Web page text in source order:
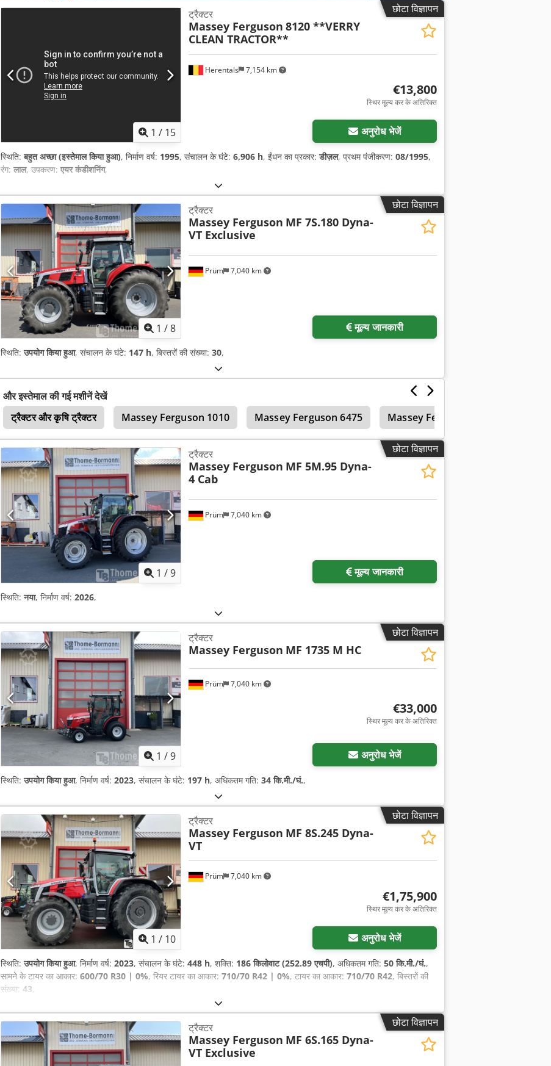
छोटा विज्ञापन
1 / 15
Herentals 7,154 km
ट्रैक्टर
Massey Ferguson 8120 **VERRY
CLEAN TRACTOR**
€13,800
स्थिर मूल्य कर के अतिरिक्त
अनुरोध भेजें
स्थिति:बहुत अच्छा (इस्तेमाल किया हुआ), निर्माण वर्ष: 1995, संचालन के घंटे: 6,906 h, ईंधन का प्रकार:डीज़ल, प्रथम पंजीकरण: 08/1995,
रंग: लाल, उपकरण: एयर कंडीशनिंग,
छोटा विज्ञापन
1 /8
Prüm 7,040 km
ट्रैक्टर
Massey Ferguson MF 7S.180 Dyna-
VT Exclusive
मूल्य जानकारी
स्थिति:उपयोग किया हुआ, संचालन के घंटे: 147 h, बिस्तरों की संख्या: 30,
और इस्तेमाल की गई मशीनें देखें
ट्रैक्टर और कृषि ट्रैक्टर
Massey Ferguson 1010 Massey Ferguson 6475 Massey Ferguson 5440
छोटा विज्ञापन
1 /9
Prüm 7,040 km
ट्रैक्टर
Massey Ferguson MF 5M.95 Dyna-
4 Cab
मूल्य जानकारी
स्थिति:नया, निर्माण वर्ष: 2026,
छोटा विज्ञापन
1 /9
Prüm 7,040 km
ट्रैक्टर
Massey Ferguson MF 1735 M HC
€33,000
स्थिर मूल्य कर के अतिरिक्त
अनुरोध भेजें
स्थिति:उपयोग किया हुआ, निर्माण वर्ष: 2023, संचालन के घंटे: 197 h, अधिकतम गति: 34 कि.मी./घं.,
छोटा विज्ञापन
1 / 10
Prüm 7,040 km
ट्रैक्टर
Massey Ferguson MF 8S.245 Dyna-
VT
€1,75,900
स्थिर मूल्य कर के अतिरिक्त
अनुरोध भेजें
स्थिति:उपयोग किया हुआ, निर्माण वर्ष: 2023, संचालन के घंटे: 448 h, शक्ति: 186 किलोवाट (252.89 एचपी), अधिकतम गति: 50 कि.मी./घं.,
सामने के टायर का आकार: 600/70 R30 | 0%, रियर टायर का आकार: 710/70 R42 | 0%, टायर का आकार: 710/70 R42, बिस्तरों की
संख्या: 43,
छोटा विज्ञापन
ट्रैक्टर
Massey Ferguson MF 6S.165 Dyna-
VT Exclusive